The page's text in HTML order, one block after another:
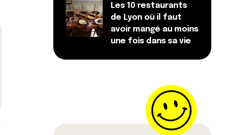
Les 10 restaurants
de Lyon où il faut
avoir mangé au moins
une fois dans sa vie